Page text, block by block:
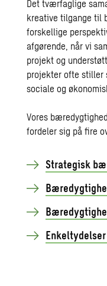
Det tværfaglige
kreative tilgange til
forskellige
afgørende, når vi
projekt og
projekter ofte stiller
sociale og
Vores
fordeler sig på fire
Strategisk